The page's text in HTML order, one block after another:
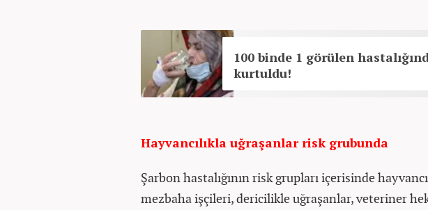
100 binde 1 görülen
kurtuldu!
Hayvancılıkla uğraşanlar risk grubunda
Şarbon hastalığının risk grupları içerisinde
mezbaha işçileri, dericilikle uğraşanlar, veteriner